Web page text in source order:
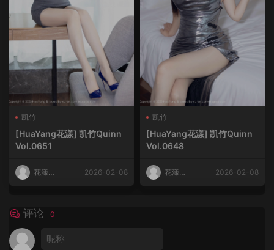
凯竹
[HuaYang花漾] 凯竹Quinn
Vol.0651
花漾
2026-02-08
凯竹
[HuaYang花漾] 凯竹Quinn
Vol.0648
花漾
2026-02-08
评论 0